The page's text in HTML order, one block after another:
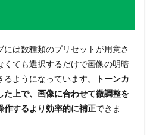
は数種類のプリセットが用意さ
くても選択するだけで画像の明暗
ようになっています。
トーンカ
た上で、画像に合わせて微調整を
作するより効率的に補正できま